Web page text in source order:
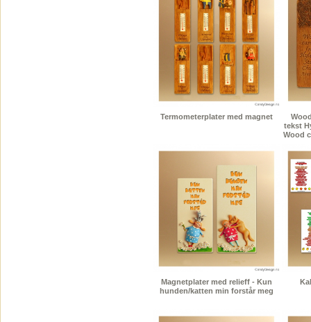
Termometerplater med magnet
tekst
Wood
Magnetplater med relieff - Kun
hunden/katten min forstår meg